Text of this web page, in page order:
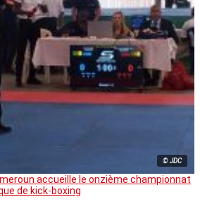
© JDC
accueille le onzième championnat
de kick-boxing